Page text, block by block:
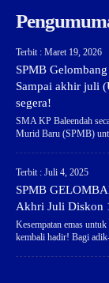
Terbit : Maret 19, 2026
SPMB
Sampai akhir juli
segera!
SMA KP Baleendah
Murid Baru (SPMB)
Terbit : Juli 4, 2025
SPMB
Akhri Juli Diskon
Kesempatan emas
kembali hadir! Bagi